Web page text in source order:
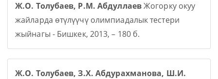
Ж.О. Толубаев, Р.М. АбдуллаевЖогорку окуу
жайларда өтүлүүчү олимпиадалык тестери
жыйнагы - Бишкек, 2013, – 180 б.
Ж.О. Толубаев, З.Х. Абдурахманова, Ш.И.